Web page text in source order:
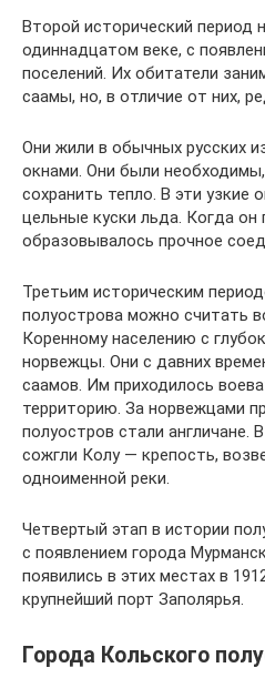
Второй исторический период
одиннадцатом веке, с
поселений. Их обитатели
саамы, но, в отличие от них,
Они жили в обычных русских
окнами. Они были
сохранить тепло. В эти узкие
цельные куски льда. Когда он
образовывалось прочное
Третьим историческим
полуострова можно считать
Коренному населению с
норвежцы. Они с давних
саамов. Им приходилось
территорию. За норвежцами
полуостров стали англичане.
сожгли Колу — крепость,
одноименной реки.
Четвертый этап в истории
с появлением города
появились в этих местах в
крупнейший порт Заполярья.
Города Кольского